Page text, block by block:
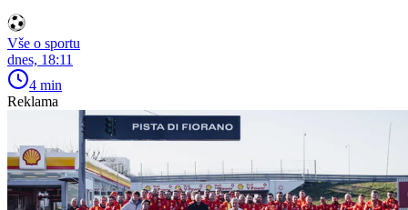
Vše o sportu
dnes, 18:11
4 min
Reklama